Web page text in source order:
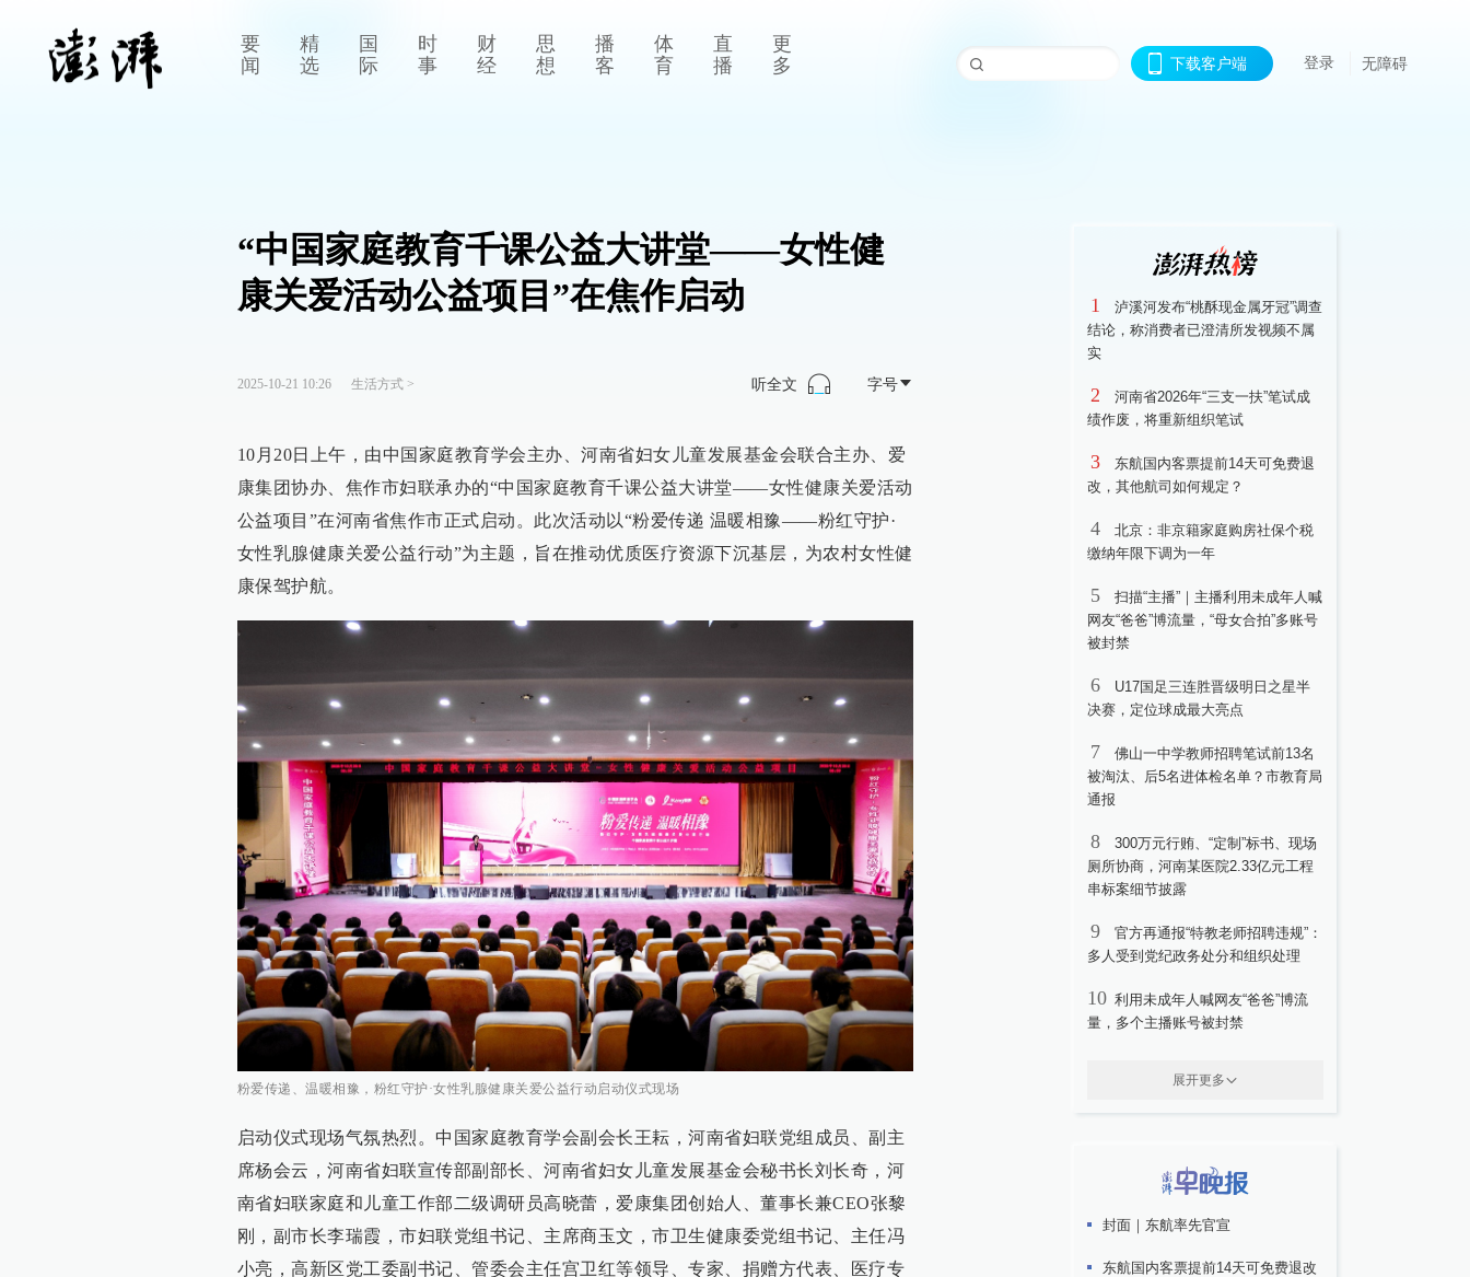
要
闻
精
选
国
际
时
事
财
经
思
想
播
客
体
育
直
播
更
多
下载客户端 登录 无障碍
“中国家庭教育千课公益大讲堂——女性健
康关爱活动公益项目”在焦作启动
2025-10-21 10:26 生活方式> 听全文 字号
10月20日上午，由中国家庭教育学会主办、河南省妇女儿童发展基金会联合主办、爱
康集团协办、焦作市妇联承办的“中国家庭教育千课公益大讲堂——女性健康关爱活动
公益项目”在河南省焦作市正式启动。此次活动以“粉爱传递 温暖相豫——粉红守护·
女性乳腺健康关爱公益行动”为主题，旨在推动优质医疗资源下沉基层，为农村女性健
康保驾护航。
粉爱传递、温暖相豫，粉红守护·女性乳腺健康关爱公益行动启动仪式现场
启动仪式现场气氛热烈。中国家庭教育学会副会长王耘，河南省妇联党组成员、副主
席杨会云，河南省妇联宣传部副部长、河南省妇女儿童发展基金会秘书长刘长奇，河
南省妇联家庭和儿童工作部二级调研员高晓蕾，爱康集团创始人、董事长兼CEO张黎
刚，副市长李瑞霞，市妇联党组书记、主席商玉文，市卫生健康委党组书记、主任冯
小亮，高新区党工委副书记、管委会主任宫卫红等领导、专家、捐赠方代表、医疗专
1
泸溪河发布“桃酥现金属牙冠”调查
结论，称消费者已澄清所发视频不属
实
2
河南省2026年“三支一扶”笔试成
绩作废，将重新组织笔试
3
东航国内客票提前14天可免费退
改，其他航司如何规定？
4
北京：非京籍家庭购房社保个税
缴纳年限下调为一年
5
扫描“主播”｜主播利用未成年人喊
网友“爸爸”博流量，“母女合拍”多账号
被封禁
6
U17国足三连胜晋级明日之星半
决赛，定位球成最大亮点
7
佛山一中学教师招聘笔试前13名
被淘汰、后5名进体检名单？市教育局
通报
8
300万元行贿、“定制”标书、现场
厕所协商，河南某医院2.33亿元工程
串标案细节披露
9
官方再通报“特教老师招聘违规”：
多人受到党纪政务处分和组织处理
10 利用未成年人喊网友“爸爸”博流
量，多个主播账号被封禁
展开更多
封面｜东航率先官宣
东航国内客票提前14天可免费退改